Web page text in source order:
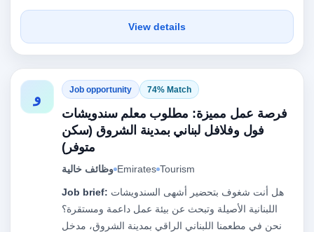
View details
و Job opportunity 74% Match
فرصة عمل مميزة: مطلوب معلم سندويشات
فول وفلافل لبناني بمدينة الشروق (سكن
متوفر)
وظائف خالية Emirates Tourism
Job brief:
اللبنانية الأصيلة وتبحث عن بيئة عمل داعمة ومستقرة؟
نحن في مطعمنا اللبناني الراقي بمدينة الشروق، مدخل